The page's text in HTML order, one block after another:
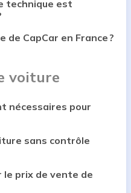
technique est
de CapCar en France ?
voiture
nécessaires pour
sans contrôle
le prix de vente de